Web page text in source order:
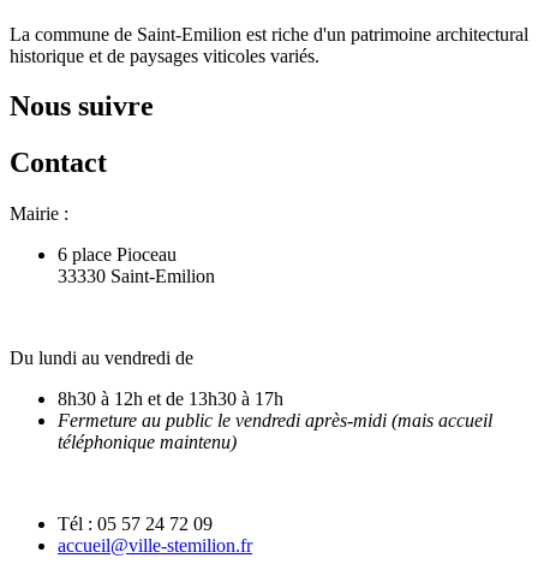
La commune de Saint-Emilion est riche d'un patrimoine architectural
historique et de paysages viticoles variés.
Nous suivre
Contact
Mairie :
6 place Pioceau
33330 Saint-Emilion
Du lundi au vendredi de
8h30 à 12h et de 13h30 à 17h
Fermeture au public le vendredi après-midi (mais accueil
téléphonique maintenu)
Tél : 05 57 24 72 09
accueil@ville-stemilion.fr